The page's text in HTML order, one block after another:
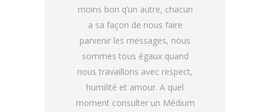
moins bon q’un autre, chacun
a sa façon de nous faire
parvenir les messages, nous
sommes tous égaux quand
nous travaillons avec respect,
humilité et amour. A quel
moment consulter un Médium